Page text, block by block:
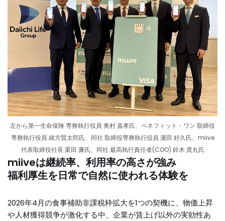
左から第一生命保険 専務執行役員 奥村 嘉孝氏、ベネフィット・ワン 取締役
専務執行役員 緒方賢太郎氏、同社 取締役専務執行役員 瀧田 好久氏、miive
代表取締役社長 栗田 廉氏、同社 最高執行責任者(COO) 鈴木 貴丸氏
miiveは継続率、利用率の高さが強み
福利厚生を日常で自然に使われる体験を
2026年4月の食事補助非課税枠拡大を1つの契機に、物価上昇
や人材獲得競争が激化する中、企業が賃上げ以外の実効性あ